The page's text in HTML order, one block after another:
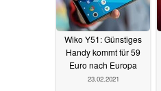
Wiko Y51: Günstiges
Handy kommt für 59
Euro nach Europa
23.02.2021